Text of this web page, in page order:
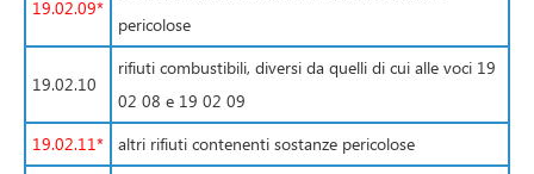
19.02.09*
pericolose
19.02.10
rifiuti combustibili, diversi da quelli di cui alle voci 19
02 08 e 19 02 09
19.02.11*
altri rifiuti contenenti sostanze pericolose